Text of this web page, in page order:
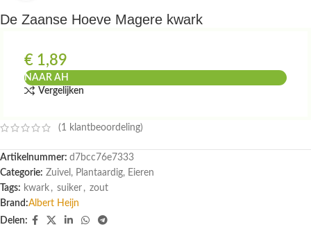
De Zaanse Hoeve Magere kwark
€ 1,89
NAAR AH
Vergelijken
(1 klantbeoordeling)
Artikelnummer: d7bcc76e7333
Categorie: Zuivel, Plantaardig, Eieren
Tags: kwark , suiker , zout
Brand:Albert Heijn
Delen: